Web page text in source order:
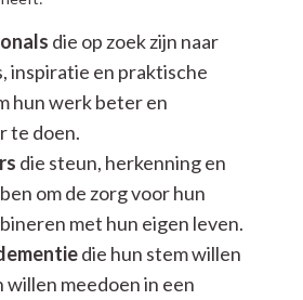
die op zoek zijn naar
inspiratie en praktische
hun werk beter en
te doen.
die steun, herkenning en
om de zorg voor hun
met hun eigen leven.
die hun stem willen
willen meedoen in een